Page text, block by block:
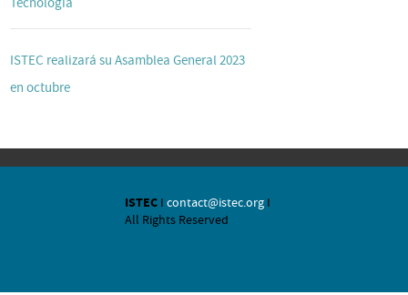
ISTEC realizará su Asamblea General 2023
en octubre
ISTECI contact@istec.orgI
All Rights Reserved